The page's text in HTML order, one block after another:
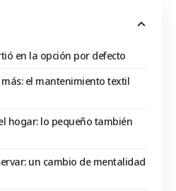
en la opción por defecto
el mantenimiento textil
hogar: lo pequeño también
un cambio de mentalidad